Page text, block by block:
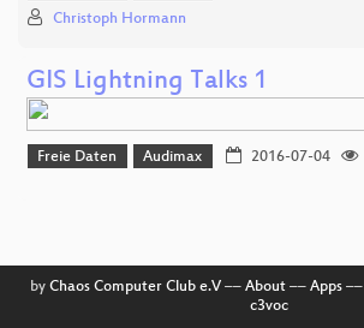
Christoph Hormann
GIS Lightning Talks 1
Freie Daten Audimax 2016-07-04
by Chaos Computer Club e.V–– About–– Apps––
c3voc